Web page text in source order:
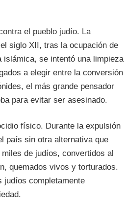
el pueblo judío. La
siglo XII, tras la ocupación de
islámica, se intentó una limpieza
a elegir entre la conversión
el más grande pensador
para evitar ser asesinado.
físico. Durante la expulsión
país sin otra alternativa que
de judíos, convertidos al
quemados vivos y torturados.
judíos completamente